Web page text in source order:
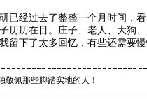
已经过去了整整一个月时间，
历历在目。庄子、老人、大狗
留下了太多回忆，有些还需要
敬佩那些脚踏实地的人！